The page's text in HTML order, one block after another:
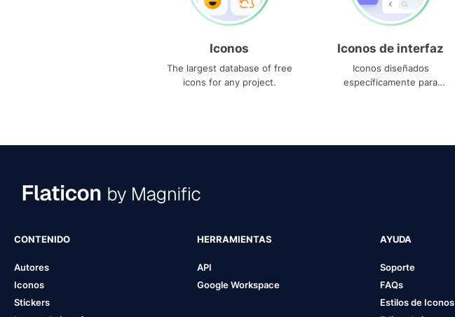
Iconos
The largest database of free
icons for any project.
Iconos de interfaz
Iconos diseñados
específicamente para
CONTENIDO
Autores
Iconos
Stickers
HERRAMIENTAS
API
Google Workspace
AYUDA
Soporte
FAQs
Estilos de Iconos